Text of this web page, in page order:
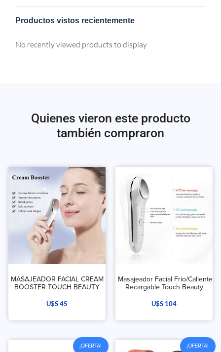
Productos vistos recientemente
No recently viewed products to display
Quienes vieron este producto
también compraron
MASAJEADOR FACIAL CREAM
BOOSTER TOUCH BEAUTY
U$S45
Masajeador Facial Frio/Caliente
Recargable Touch Beauty
U$S 104
¡OFERTA! ¡OFERTA!